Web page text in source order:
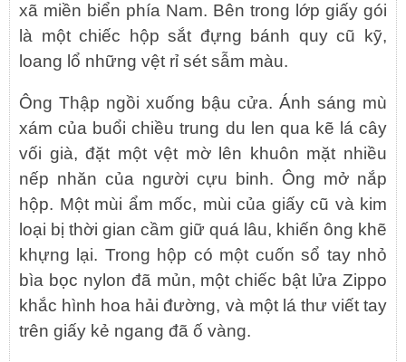
xã miền biển phía Nam. Bên trong lớp giấy gói
là một chiếc hộp sắt đựng bánh quy cũ kỹ,
loang lổ những vệt rỉ sét sẫm màu.
Ông Thập ngồi xuống bậu cửa. Ánh sáng mù
xám của buổi chiều trung du len qua kẽ lá cây
vối già, đặt một vệt mờ lên khuôn mặt nhiều
nếp nhăn của người cựu binh. Ông mở nắp
hộp. Một mùi ẩm mốc, mùi của giấy cũ và kim
loại bị thời gian cầm giữ quá lâu, khiến ông khẽ
khựng lại. Trong hộp có một cuốn sổ tay nhỏ
bìa bọc nylon đã mủn, một chiếc bật lửa Zippo
khắc hình hoa hải đường, và một lá thư viết tay
trên giấy kẻ ngang đã ố vàng.